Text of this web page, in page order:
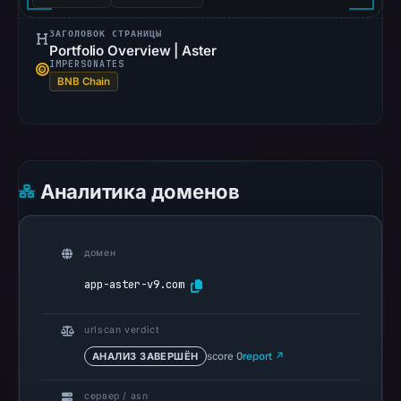
Browsing
3,
2026
UTC.
recorded
0
ЗАГОЛОВОК СТРАНИЦЫ
Portfolio Overview | Aster
IMPERSONATES
BNB Chain
Аналитика доменов
домен
app-aster-v9.com
urlscan verdict
АНАЛИЗ ЗАВЕРШЁН score 0report ↗
сервер / asn